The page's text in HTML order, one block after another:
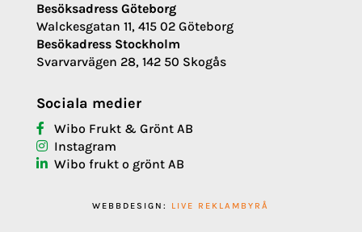
Besöksadress Göteborg
Walckesgatan 11, 415 02 Göteborg
Besökadress Stockholm
Svarvarvägen 28, 142 50 Skogås
Sociala medier
Wibo Frukt & Grönt AB
Instagram
Wibo frukt o grönt AB
WEBBDESIGN: LIVE REKLAMBYRÅ